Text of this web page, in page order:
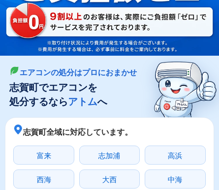
LINEやメールでカンタン依頼
メールで回収依頼 LINEで回収依頼
エアコンの処分はプロにおまかせ
志賀町でエアコンを
処分するならアトムへ
志賀町全域に対応しています。
富来 志加浦 高浜
西海 大西 中海